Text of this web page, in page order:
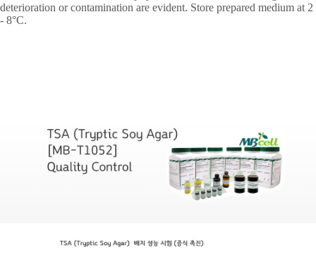
deterioration or contamination are evident. Store prepared medium at 2
- 8°C.